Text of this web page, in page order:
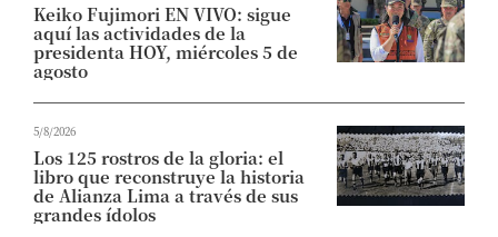
Keiko Fujimori EN VIVO: sigue
aquí las actividades de la
presidenta HOY, miércoles 5 de
agosto
5/8/2026
Los 125 rostros de la gloria: el
libro que reconstruye la historia
de Alianza Lima a través de sus
grandes ídolos